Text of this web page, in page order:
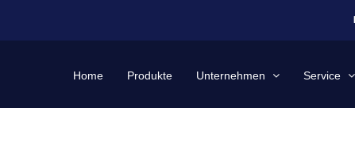
Home Produkte Unternehmen Service